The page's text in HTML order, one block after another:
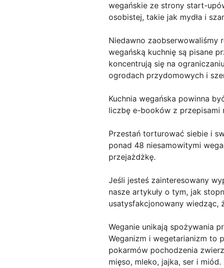
wegańskie ze strony start-
osobistej, takie jak mydła i
Niedawno zaobserwowaliśmy
wegańską kuchnię są pisane
koncentrują się na
ogrodach przydomowych i
Kuchnia wegańska powinna
liczbę e-booków z przepisami
Przestań torturować siebie i
ponad 48 niesamowitymi
przejażdżkę.
Jeśli jesteś zainteresowany
nasze artykuły o tym, jak
usatysfakcjonowany wiedząc,
Weganie unikają spożywania
Weganizm i wegetarianizm to
pokarmów pochodzenia
mięso, mleko, jajka, ser i